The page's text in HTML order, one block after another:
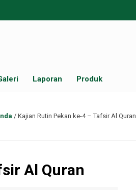
Laporan Produk
/ Kajian Rutin Pekan ke-4 – Tafsir Al Quran
Al Quran